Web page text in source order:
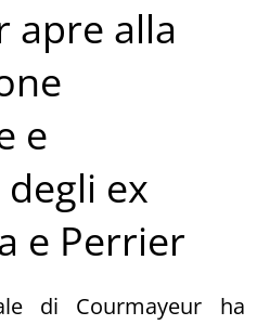
apre alla
e
ex
e Perrier
di Courmayeur ha